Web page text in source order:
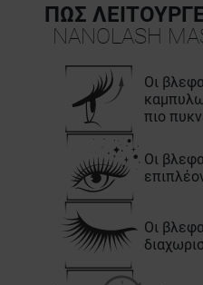
ΠΩΣ
NANOLASH
Οι
πιο
Οι
Οι